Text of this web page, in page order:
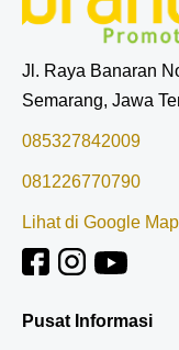
Jl. Raya Banaran
Semarang, Jawa
085327842009
081226770790
Lihat di Google Map
Pusat Informasi